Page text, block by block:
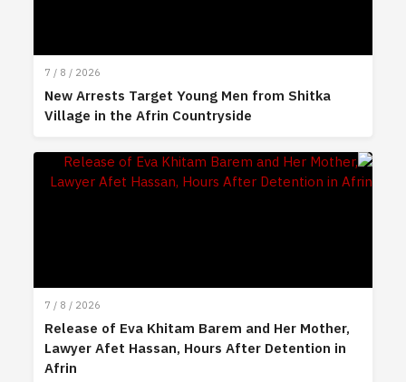
7 / 8 / 2026
New Arrests Target Young Men from Shitka
Village in the Afrin Countryside
7 / 8 / 2026
Release of Eva Khitam Barem and Her Mother,
Lawyer Afet Hassan, Hours After Detention in
Afrin